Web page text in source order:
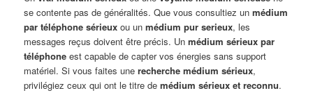
se contente pas de généralités. Que vous consultiez unmédium
par téléphone sérieux ou unmédium pur serieux, les
messages reçus doivent être précis. Unmédium sérieux par
téléphone est capable de capter vos énergies sans support
matériel. Si vous faites unerecherche médium sérieux,
privilégiez ceux qui ont le titre demédium sérieux et reconnu.